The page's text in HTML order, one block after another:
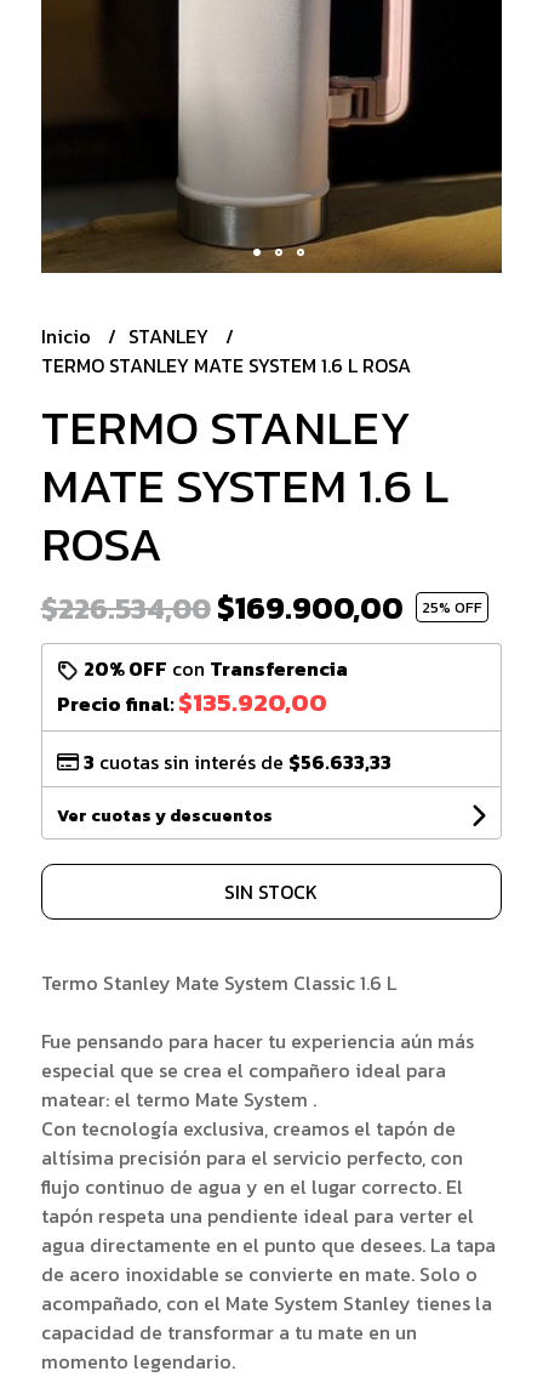
Inicio
STANLEY
TERMO STANLEY MATE SYSTEM 1.6 L ROSA
TERMO STANLEY
MATE SYSTEM 1.6 L
ROSA
$226.534,00$169.900,00 25% OFF
20% OFF con Transferencia
Precio final:$135.920,00
3 cuotas sin interés de $56.633,33
Ver cuotas y descuentos
SIN STOCK
Termo Stanley Mate System Classic 1.6 L
Fue pensando para hacer tu experiencia aún más
especial que se crea el compañero ideal para
matear: el termo Mate System .
Con tecnología exclusiva, creamos el tapón de
altísima precisión para el servicio perfecto, con
flujo continuo de agua y en el lugar correcto. El
tapón respeta una pendiente ideal para verter el
agua directamente en el punto que desees. La tapa
de acero inoxidable se convierte en mate. Solo o
acompañado, con el Mate System Stanley tienes la
capacidad de transformar a tu mate en un
momento legendario.